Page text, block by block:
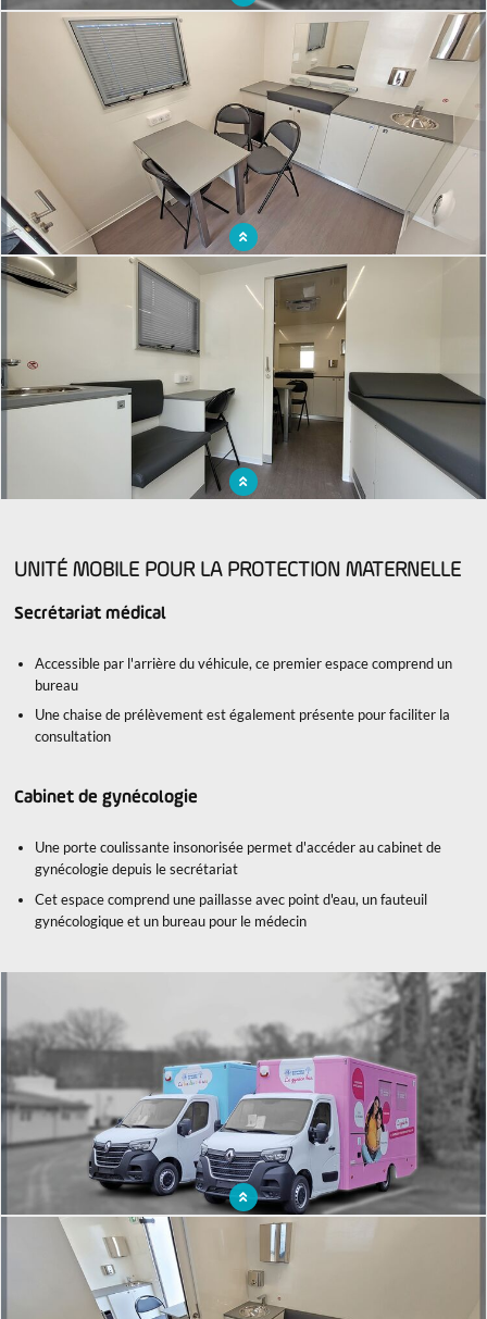
Deux unités médicales mobiles pour une santé de proximité
Un médicobus pour des soins infantiles de promixité
UNITÉ MOBILE POUR LA PROTECTION MATERNELLE
Secrétariat médical
Accessible par l'arrière du véhicule, ce premier espace comprend un
bureau
Une chaise de prélèvement est également présente pour faciliter la
consultation
Cabinet de gynécologie
Une porte coulissante insonorisée permet d'accéder au cabinet de
gynécologie depuis le secrétariat
Cet espace comprend une paillasse avec point d'eau, un fauteuil
gynécologique et un bureau pour le médecin
x
Deux cabinets médicaux mobiles pour la protection maternelle et infantile